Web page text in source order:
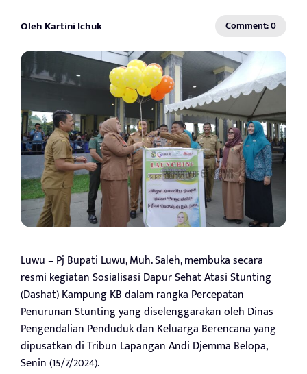
Oleh Kartini Ichuk Comment: 0
Luwu – Pj Bupati Luwu, Muh. Saleh, membuka secara
resmi kegiatan Sosialisasi Dapur Sehat Atasi Stunting
(Dashat) Kampung KB dalam rangka Percepatan
Penurunan Stunting yang diselenggarakan oleh Dinas
Pengendalian Penduduk dan Keluarga Berencana yang
dipusatkan di Tribun Lapangan Andi Djemma Belopa,
Senin (15/7/2024).